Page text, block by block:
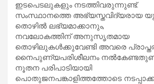
ഇടപെടലുകളും നടത്തിവരുന്നുണ്ട്.
സംസ്ഥാനത്തെ അഭ്യസ്തവിദ്യരായ
തൊഴിൽ ലഭ്യമാക്കാനും,
നവലോകത്തിന് അനുസൃതമായ
തൊഴിലുകൾക്കുവേണ്ടി അവരെ
നൈപുണ്യപരിശീലനം
നൂതന പരിപാടിയായി
പൊതുജനപങ്കാളിത്തത്തോടെ